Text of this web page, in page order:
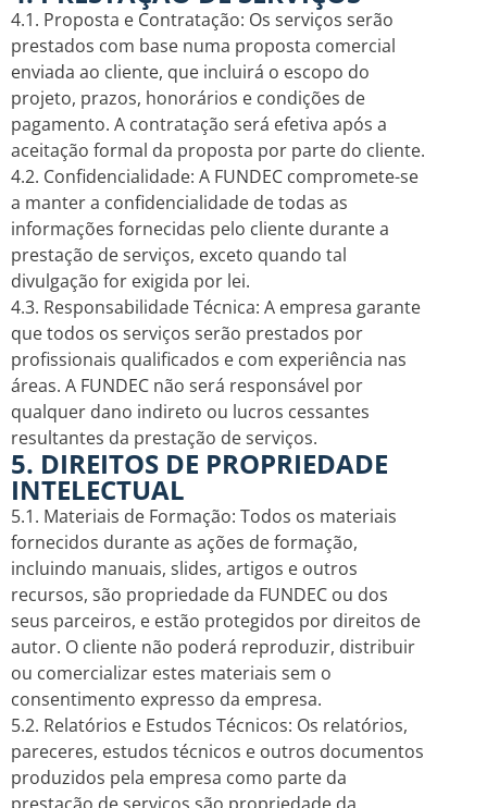
4.1. Proposta e Contratação: Os serviços serão
prestados com base numa proposta comercial
enviada ao cliente, que incluirá o escopo do
projeto, prazos, honorários e condições de
pagamento. A contratação será efetiva após a
aceitação formal da proposta por parte do cliente.
4.2. Confidencialidade: A FUNDEC compromete-se
a manter a confidencialidade de todas as
informações fornecidas pelo cliente durante a
prestação de serviços, exceto quando tal
divulgação for exigida por lei.
4.3. Responsabilidade Técnica: A empresa garante
que todos os serviços serão prestados por
profissionais qualificados e com experiência nas
áreas. A FUNDEC não será responsável por
qualquer dano indireto ou lucros cessantes
resultantes da prestação de serviços.
5. DIREITOS DE PROPRIEDADE
INTELECTUAL
5.1. Materiais de Formação: Todos os materiais
fornecidos durante as ações de formação,
incluindo manuais, slides, artigos e outros
recursos, são propriedade da FUNDEC ou dos
seus parceiros, e estão protegidos por direitos de
autor. O cliente não poderá reproduzir, distribuir
ou comercializar estes materiais sem o
consentimento expresso da empresa.
5.2. Relatórios e Estudos Técnicos: Os relatórios,
pareceres, estudos técnicos e outros documentos
produzidos pela empresa como parte da